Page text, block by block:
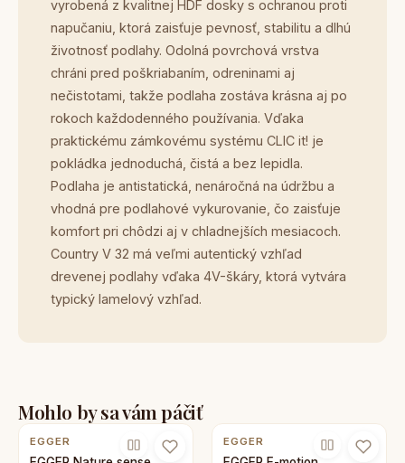
vyrobená z kvalitnej HDF dosky s ochranou proti
napučaniu, ktorá zaisťuje pevnosť, stabilitu a dlhú
životnosť podlahy. Odolná povrchová vrstva
chráni pred poškriabaním, odreninami aj
nečistotami, takže podlaha zostáva krásna aj po
rokoch každodenného používania. Vďaka
praktickému zámkovému systému CLIC it! je
pokládka jednoduchá, čistá a bez lepidla.
Podlaha je antistatická, nenáročná na údržbu a
vhodná pre podlahové vykurovanie, čo zaisťuje
komfort pri chôdzi aj v chladnejších mesiacoch.
Country V 32 má veľmi autentický vzhľad
drevenej podlahy vďaka 4V-škáry, ktorá vytvára
typický lamelový vzhľad.
Mohlo by sa vám páčiť
EGGER EGGER